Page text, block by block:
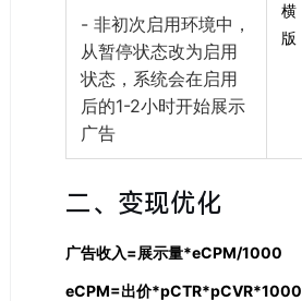
- 非初次启用环境中，
从暂停状态改为启用
状态，系统会在启用
后的1-2小时开始展示
广告
横
版
二、变现优化
广告收入=展示量*eCPM/1000
eCPM=出价*pCTR*pCVR*1000